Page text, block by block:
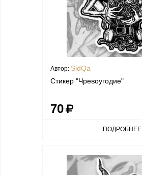
Автор: SidQa
Стикер "Чревоугодие"
70
ПОДРОБНЕЕ